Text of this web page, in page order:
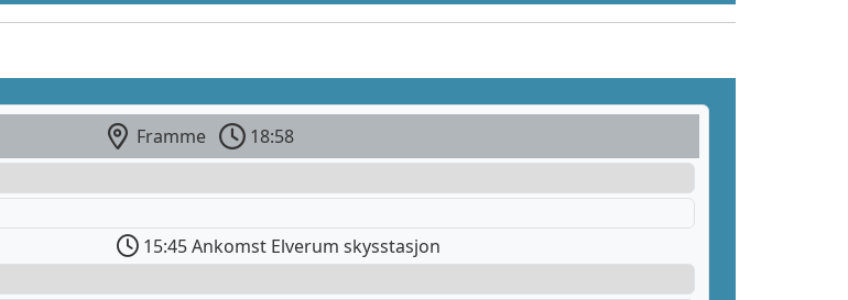
Framme
18:58
15:45 Ankomst Elverum skysstasjon